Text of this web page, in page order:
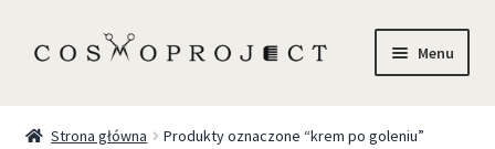
Menu
Strona główna Produkty oznaczone “krem po goleniu”